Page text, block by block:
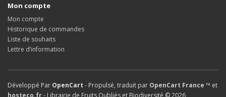
Mon compte
Mon compte
Historique de commandes
Liste de souhaits
Lettre d’information
Développé Par OpenCart - Propulsé, traduit par OpenCart France ™ et
hosteco.fr- Librairie de Fruits Oubliés et Biodiversité © 2026